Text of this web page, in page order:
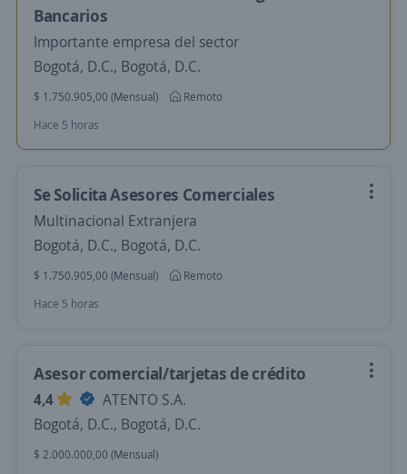
Bancarios
Importante empresa del sector
Bogotá, D.C., Bogotá, D.C.
$ 1.750.905,00 (Mensual)
Remoto
Hace 5 horas
Se Solicita Asesores Comerciales
Multinacional Extranjera
Bogotá, D.C., Bogotá, D.C.
$ 1.750.905,00 (Mensual)
Remoto
Hace 5 horas
Asesor comercial/tarjetas de crédito
4,4
ATENTO S.A.
Bogotá, D.C., Bogotá, D.C.
$ 2.000.000,00 (Mensual)